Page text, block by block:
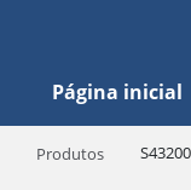
Página inicial
Produtos